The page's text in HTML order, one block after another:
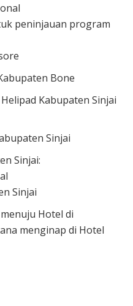
peninjauan program
Bone
Kabupaten Sinjai
Sinjai
Sinjai:
Sinjai
Hotel di
menginap di Hotel